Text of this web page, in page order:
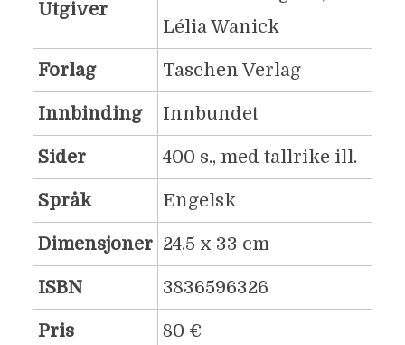
Utgiver
Lélia Wanick
Forlag Taschen Verlag
Innbinding Innbundet
Sider 400 s., med tallrike ill.
Språk Engelsk
Dimensjoner 24.5 x 33 cm
ISBN 3836596326
Pris 80 €